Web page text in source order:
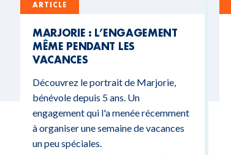
ARTICLE
MARJORIE : L’ENGAGEMENT
MÊME PENDANT LES
VACANCES
Découvrez le portrait de Marjorie,
bénévole depuis 5 ans. Un
engagement qui l'a menée récemment
à organiser une semaine de vacances
un peu spéciales.